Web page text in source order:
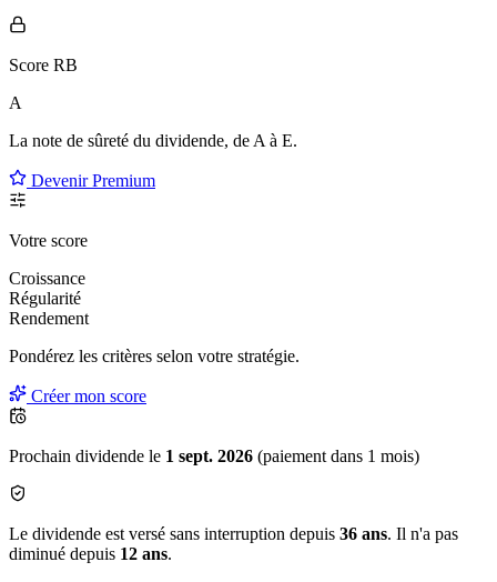
Score RB
A
La note de sûreté du dividende, de A à E.
Devenir Premium
Votre score
Croissance
Régularité
Rendement
Pondérez les critères selon votre stratégie.
Créer mon score
Prochain dividende le 1 sept. 2026 (paiement dans 1 mois)
Le dividende est versé sans interruption depuis 36 ans. Il n'a pas
diminué depuis 12 ans.